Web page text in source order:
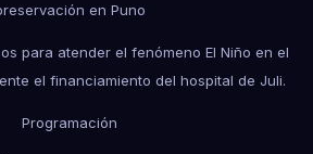
en Puno
para atender el fenómeno El Niño en el
el financiamiento del hospital de Juli.
Programación